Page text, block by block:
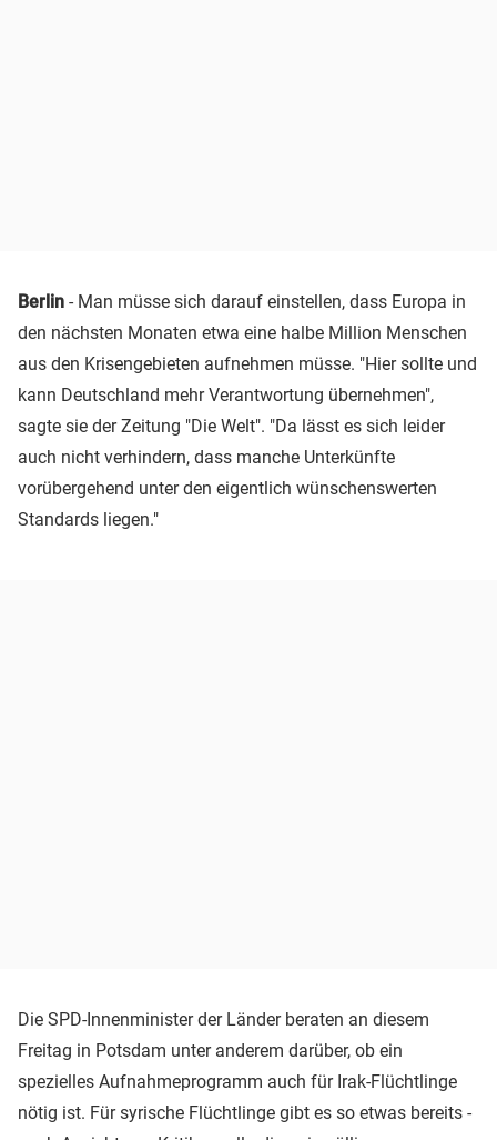
Berlin - Man müsse sich darauf einstellen, dass Europa in
den nächsten Monaten etwa eine halbe Million Menschen
aus den Krisengebieten aufnehmen müsse. "Hier sollte und
kann Deutschland mehr Verantwortung übernehmen",
sagte sie der Zeitung "Die Welt". "Da lässt es sich leider
auch nicht verhindern, dass manche Unterkünfte
vorübergehend unter den eigentlich wünschenswerten
Standards liegen."
Die SPD-Innenminister der Länder beraten an diesem
Freitag in Potsdam unter anderem darüber, ob ein
spezielles Aufnahmeprogramm auch für Irak-Flüchtlinge
nötig ist. Für syrische Flüchtlinge gibt es so etwas bereits -